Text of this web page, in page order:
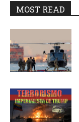
MOST READ